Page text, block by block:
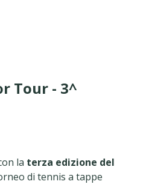
Tour - 3^
la terza edizione del
di tennis a tappe